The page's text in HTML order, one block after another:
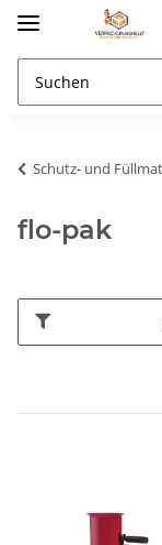
Schutz- und
flo-pak